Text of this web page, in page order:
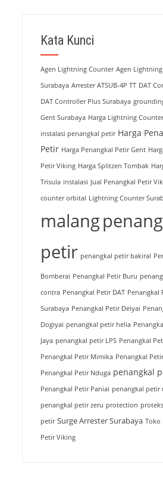
Kata Kunci
Agen Lightning Counter Agen
Surabaya Arrester ATSUB-4P TT DAT
DAT Controller Plus Surabaya
Gent Surabaya Harga Lightning Counter
instalasi penangkal petir Harga
Petir Harga Penangkal Petir Gent
Petir Viking Harga Splitzen Tombak
Trisula instalasi Jual Penangkal Petir
counter orbital Lightning Counter
malang
petir penangkal petir bakiral
Bomberai Penangkal Petir Buru
contra Penangkal Petir DAT Penangkal
Surabaya Penangkal Petir Deiyai
Dogiyai penangkal petir helia
Jaya penangkal petir LPS Penangkal
Penangkal Petir Mimika Penangkal
Penangkal Petir Nduga penangkal
Penangkal Petir Paniai penangkal petir
penangkal petir zeru protection
petir Surge Arrester Surabaya Toko
Petir Viking